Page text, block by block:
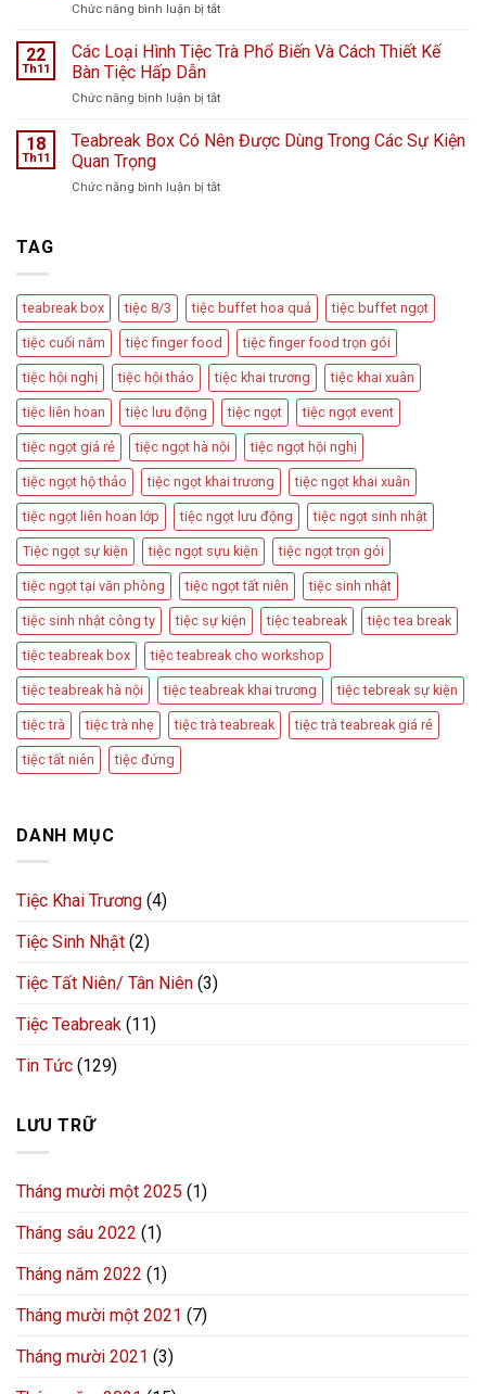
ngày
bão
chuyện
Cầu
Cửa
nước
Perfume
Chức năng bình luận bị tắtở
Bày
Tiệc
Đãi
Ngọt
22
Th11
Các Loại Hình Tiệc Trà Phổ Biến Và Cách Thiết Kế
Bàn Tiệc Hấp Dẫn
Chức năng bình luận bị tắtở
Loại
Trà
Kế
Bàn
Tiệc
Hấp
Dẫn
18
Th11
Teabreak Box Có Nên Được Dùng Trong Các Sự Kiện
Quan Trọng
Chức năng bình luận bị tắtở
Dùng
Trong
Các
Sự
Kiện
Quan
Trọng
TAG
teabreak box tiệc 8/3 tiệc buffet hoa quả tiệc buffet ngọt
tiệc cuối năm tiệc finger food tiệc finger food trọn gói
tiệc hội nghị tiệc hội thảo tiệc khai trương tiệc khai xuân
tiệc liên hoan tiệc lưu động tiệc ngọt tiệc ngọt event
tiệc ngọt giá rẻ tiệc ngọt hà nội tiệc ngọt hội nghị
tiệc ngọt hộ thảo tiệc ngọt khai trương tiệc ngọt khai xuân
tiệc ngọt liên hoan lớp tiệc ngọt lưu động tiệc ngọt sinh nhật
Tiệc ngọt sự kiện tiệc ngọt sựu kiện tiệc ngọt trọn gói
tiệc ngọt tại văn phòng tiệc ngọt tất niên tiệc sinh nhật
tiệc sinh nhật công ty tiệc sự kiện tiệc teabreak tiệc tea break
tiệc teabreak box tiệc teabreak cho workshop
tiệc teabreak hà nội tiệc teabreak khai trương tiệc tebreak sự kiện
tiệc trà tiệc trà nhẹ tiệc trà teabreak tiệc trà teabreak giá rẻ
tiệc tất niên tiệc đứng
DANH MỤC
Tiệc Khai Trương (4)
Tiệc Sinh Nhật (2)
Tiệc Tất Niên/ Tân Niên (3)
Tiệc Teabreak (11)
Tin Tức (129)
LƯU TRỮ
Tháng mười một 2025 (1)
Tháng sáu 2022 (1)
Tháng năm 2022 (1)
Tháng mười một 2021 (7)
Tháng mười 2021 (3)